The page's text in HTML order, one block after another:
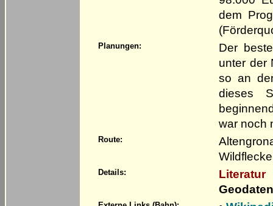
dem
Planungen:
Der
unter der
so an
dieses
war noch
Route:
Details:
Literatur